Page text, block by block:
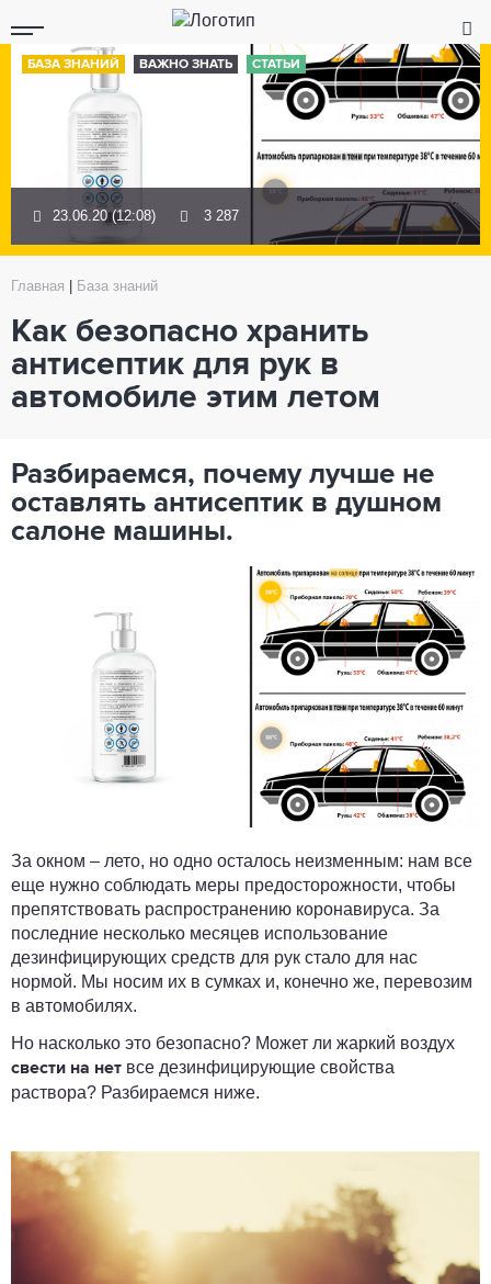
БАЗА ЗНАНИЙ ВАЖНО ЗНАТЬ СТАТЬИ
23.06.20 (12:08) 3 287
Главная База знаний
Как безопасно хранить
антисептик для рук в
автомобиле этим летом
Разбираемся, почему лучше не
оставлять антисептик в душном
салоне машины.
За окном – лето, но одно осталось неизменным: нам все
еще нужно соблюдать меры предосторожности, чтобы
препятствовать распространению коронавируса. За
последние несколько месяцев использование
дезинфицирующих средств для рук стало для нас
нормой. Мы носим их в сумках и, конечно же, перевозим
в автомобилях.
Но насколько это безопасно? Может ли жаркий воздух
свести на нет все дезинфицирующие свойства
раствора? Разбираемся ниже.